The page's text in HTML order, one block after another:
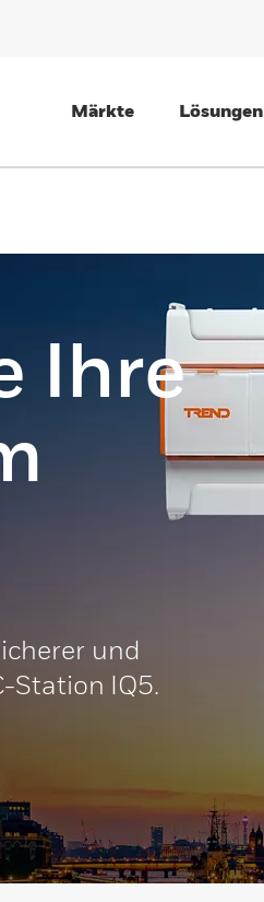
Märkte Lösungen
Ihre
und
Station IQ5.